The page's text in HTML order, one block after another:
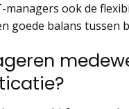
managers ook de
goede balans tussen